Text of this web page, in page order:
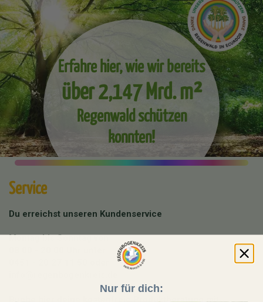
Erfahre hier, wie wir bereits
über 2,147 Mrd. m²
Regenwald schützen
konnten!
Service
Du erreichst unseren Kundenservice
Montag bis Sonntag von
Buche hier deine kostenfreie Produktberatung mit
Nur für dich: